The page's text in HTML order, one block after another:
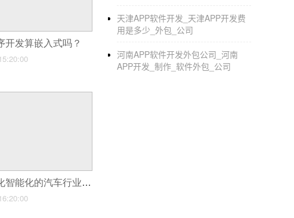
开发算嵌入式吗？
开发个性化智能化的汽车行业app
天津APP软件开发_天津APP开发费
用是多少_外包_公司
河南APP软件开发外包公司_河南
APP开发_制作_软件外包_公司